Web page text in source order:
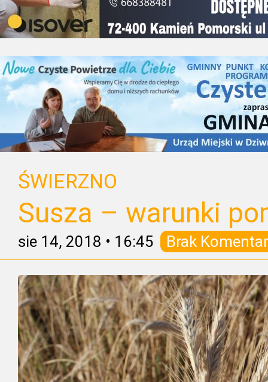
ŚWIERZNO
Susza – warunki
sie 14, 2018 • 16:45 Brak